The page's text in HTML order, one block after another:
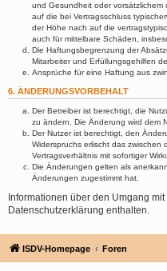
und Gesundheit oder vorsätzlichem
auf die bei Vertragsschluss
der Höhe nach auf die
auch für mittelbare Schäden,
Die Haftungsbegrenzung der
Mitarbeiter und Erfüllungsgehilfen
Ansprüche für eine Haftung aus
6. ÄNDERUNGSVORBEHALT
Der Betreiber ist berechtigt, die
zu ändern. Die Änderung wird dem
Der Nutzer ist berechtigt, den
Widerspruchs erlischt das
Vertragsverhältnis mit sofortiger
Die Änderungen gelten als
Änderungen zugestimmt hat.
Informationen über den Umgang
Datenschutzerklärung enthalten.
ISDV-Homepage Foren